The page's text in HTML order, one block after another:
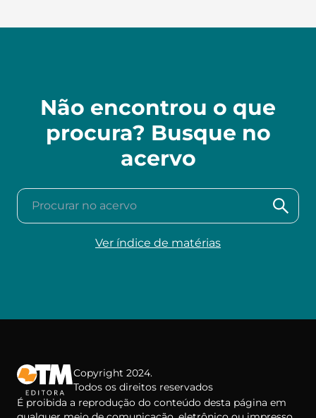
Não encontrou o que
procura? Busque no
acervo
Procurar no acervo
Ver índice de matérias
Copyright 2024.
Todos os direitos reservados
É proibida a reprodução do conteúdo desta página em